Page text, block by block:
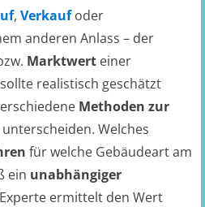
, Verkaufoder
anderen Anlass – der
Marktwert einer
sollte realistisch geschätzt
Methoden zur
unterscheiden. Welches
für welche Gebäudeart am
ein unabhängiger
ermittelt den Wert